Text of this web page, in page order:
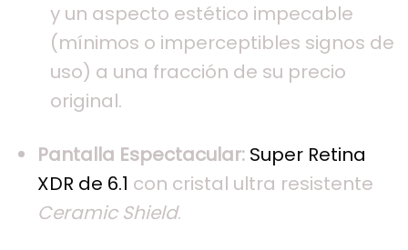
y un aspecto estético impecable
(mínimos o imperceptibles signos de
uso) a una fracción de su precio
original.
Pantalla Espectacular: Super Retina
XDR de 6.1 con cristal ultra resistente
Ceramic Shield.